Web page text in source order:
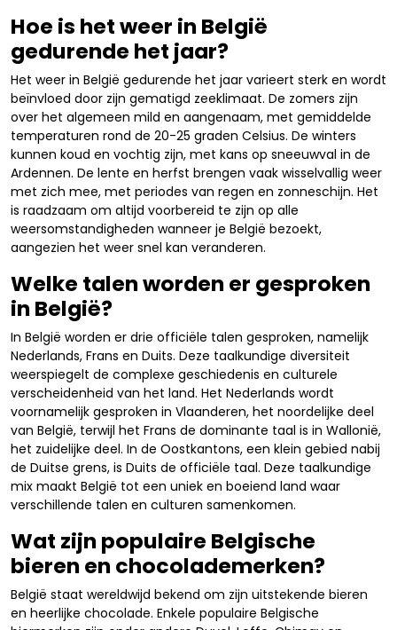
Hoe is het weer in België
gedurende het jaar?
Het weer in België gedurende het jaar varieert sterk en wordt
beïnvloed door zijn gematigd zeeklimaat. De zomers zijn
over het algemeen mild en aangenaam, met gemiddelde
temperaturen rond de 20-25 graden Celsius. De winters
kunnen koud en vochtig zijn, met kans op sneeuwval in de
Ardennen. De lente en herfst brengen vaak wisselvallig weer
met zich mee, met periodes van regen en zonneschijn. Het
is raadzaam om altijd voorbereid te zijn op alle
weersomstandigheden wanneer je België bezoekt,
aangezien het weer snel kan veranderen.
Welke talen worden er gesproken
in België?
In België worden er drie officiële talen gesproken, namelijk
Nederlands, Frans en Duits. Deze taalkundige diversiteit
weerspiegelt de complexe geschiedenis en culturele
verscheidenheid van het land. Het Nederlands wordt
voornamelijk gesproken in Vlaanderen, het noordelijke deel
van België, terwijl het Frans de dominante taal is in Wallonië,
het zuidelijke deel. In de Oostkantons, een klein gebied nabij
de Duitse grens, is Duits de officiële taal. Deze taalkundige
mix maakt België tot een uniek en boeiend land waar
verschillende talen en culturen samenkomen.
Wat zijn populaire Belgische
bieren en chocolademerken?
België staat wereldwijd bekend om zijn uitstekende bieren
en heerlijke chocolade. Enkele populaire Belgische